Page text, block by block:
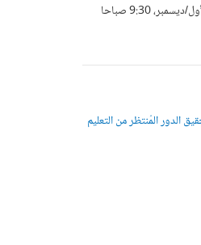
: عمان، الأردن 13 كانون الأول/ديسمبر، 9:30 صباحا